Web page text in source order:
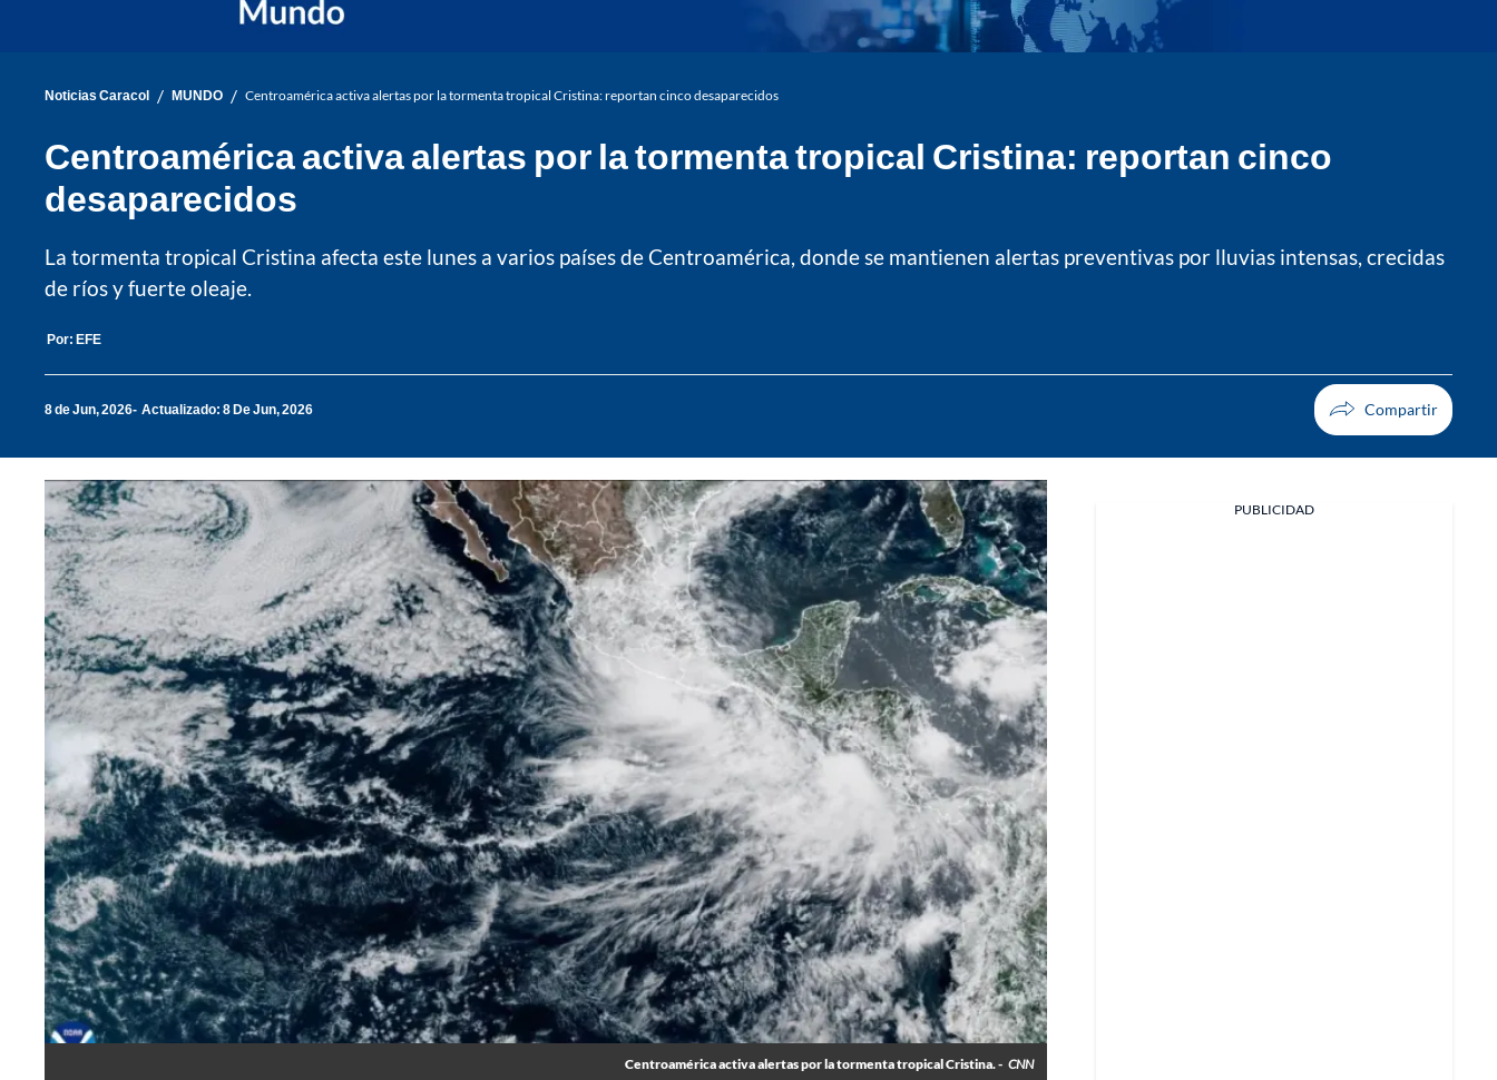
Noticias Caracol / MUNDO / Centroamérica activa alertas por la tormenta tropical Cristina: reportan cinco desaparecidos
Centroamérica activa alertas por la tormenta tropical Cristina: reportan cinco
desaparecidos
La tormenta tropical Cristina afecta este lunes a varios países de Centroamérica, donde se mantienen alertas preventivas por lluvias intensas, crecidas
de ríos y fuerte oleaje.
Por: EFE
8 de Jun, 2026 Actualizado: 8 De Jun, 2026
Centroamérica activa alertas por la tormenta tropical Cristina. - CNN
PUBLICIDAD